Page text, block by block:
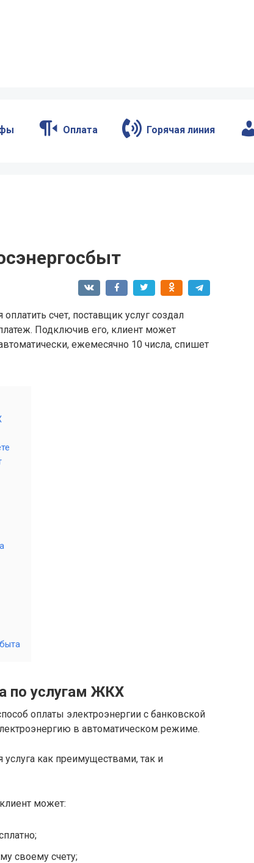
Оплата Горячая линия
счет, поставщик услуг создал
Подключив его, клиент может
ежемесячно 10 числа, спишет
по услугам ЖКХ
оплаты электроэнергии с банковской
в автоматическом режиме.
услуга как преимуществами, так и
может:
своему счету;